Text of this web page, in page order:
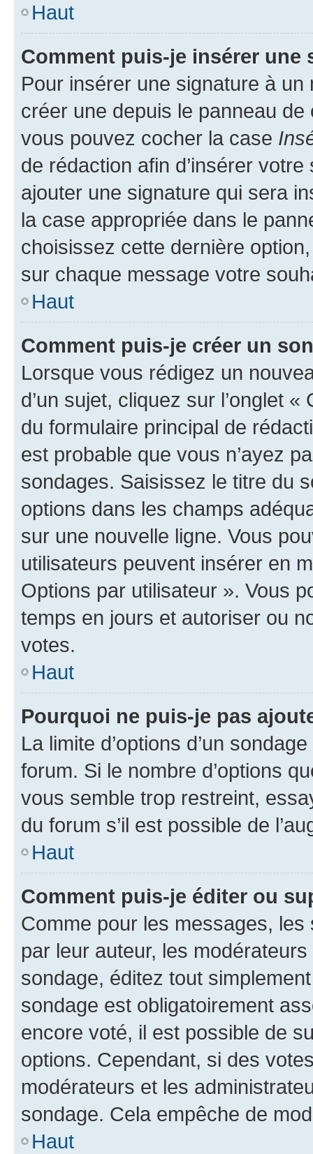
Haut
Comment puis-je insérer une
Pour insérer une signature à
créer une depuis le panneau de
vous pouvez cocher la case
de rédaction afin d’insérer
ajouter une signature qui sera
la case appropriée dans le
choisissez cette dernière
sur chaque message votre
Haut
Comment puis-je créer un
Lorsque vous rédigez un
d’un sujet, cliquez sur l’onglet
du formulaire principal de
est probable que vous n’ayez
sondages. Saisissez le titre du
options dans les champs
sur une nouvelle ligne. Vous
utilisateurs peuvent insérer en
Options par utilisateur ». Vous
temps en jours et autoriser ou
votes.
Haut
Pourquoi ne puis-je pas
La limite d’options d’un
forum. Si le nombre d’options
vous semble trop restreint,
du forum s’il est possible de
Haut
Comment puis-je éditer ou
Comme pour les messages,
par leur auteur, les
sondage, éditez tout
sondage est obligatoirement
encore voté, il est possible de
options. Cependant, si des
modérateurs et les
sondage. Cela empêche de
Haut